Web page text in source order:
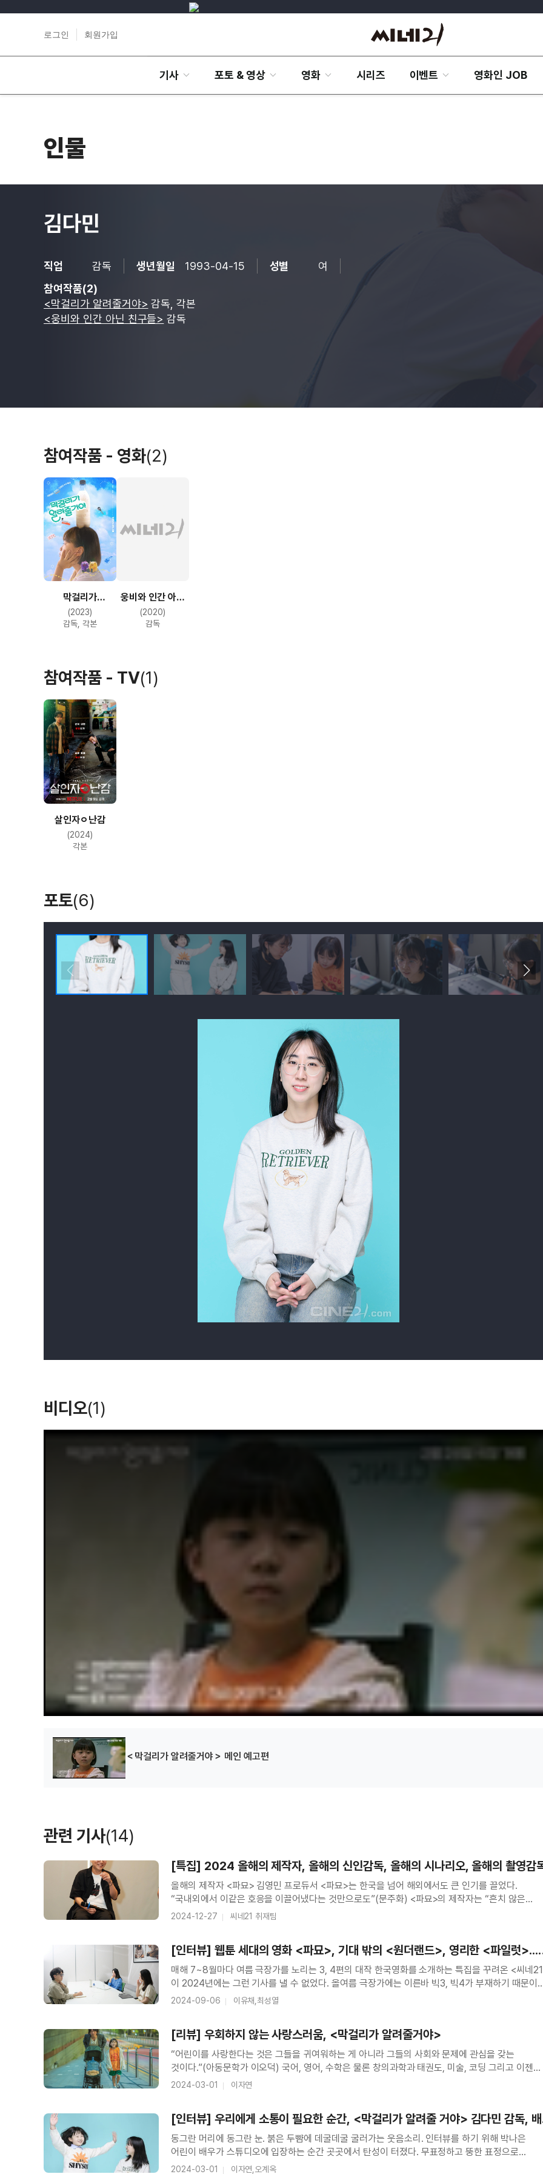
로그인 회원가입
기사 포토 & 영상 영화 시리즈 이벤트 영화인 JOB
인물
김다민
직업 감독 생년월일 1993-04-15 성별
여
참여작품(2)
<막걸리가 알려줄거야> 감독, 각본
<웅비와 인간 아닌 친구들> 감독
참여작품 - 영화(2)
막걸리가
알려줄거야
(2023)
감독, 각본
웅비와 인간 아닌
친구들
(2020)
감독
참여작품 - TV(1)
살인자ㅇ난감
(2024)
각본
포토(6)
비디오(1)
＜막걸리가 알려줄거야＞ 메인 예고편
관련 기사(14)
[특집] 2024 올해의 제작자, 올해의 신인감독, 올해의 시나리오, 올해의 촬영감
올해의 제작자 <파묘> 김영민 프로듀서 <파묘>는 한국을 넘어 해외에서도 큰 인기를 끌었다.
“국내외에서 이같은 호응을 이끌어냈다는 것만으로도”(문주화) <파묘>의 제작자는 “흔치 않은
기획을 여하튼 성공시킨 대담함”(김영진)을 지녔다. “창작자의 세계를 보호하며 넓힐 줄 아는”
2024-12-27 씨네21 취재팀
[인터뷰] 웹툰 세대의 영화 <파묘>, 기대 밖의 <원더랜드>, 영리한 <파일럿>...
올해 개봉작을 돌아보자, 김철홍, 유선아, 이보라 영화평론가 대담
매해 7~8월마다 여름 극장가를 노리는 3, 4편의 대작 한국영화를 소개하는 특집을 꾸려온 <씨네
이 2024년에는 그런 기사를 낼 수 없었다. 올여름 극장가에는 이른바 빅3, 빅4가 부재하기 때문이
현재 이 자리를 채우는 건 신예 김한결 감독이 연출하고 조정석이 주연을 맡은 중급 코미디영화 <
2024-09-06 이유채,최성열
[리뷰] 우회하지 않는 사랑스러움, <막걸리가 알려줄거야>
“어린이를 사랑한다는 것은 그들을 귀여워하는 게 아니라 그들의 사회와 문제에 관심을 갖는
것이다.”(아동문학가 이오덕) 국어, 영어, 수학은 물론 창의과학과 태권도, 미술, 코딩 그리고 이젠
페르시아어까지. 초등학교 4학년이 된 동춘(박나은)은 승진이 버겁다는 아빠보다 더 바쁜 일상을
2024-03-01 이자연
[인터뷰] 우리에게 소통이 필요한 순간, <막걸리가 알려줄 거야> 김다민 감독,
박나은 인터뷰
동그란 머리에 동그란 눈. 붉은 두뺨에 데굴데굴 굴러가는 웃음소리. 인터뷰를 하기 위해 박나은
어린이 배우가 스튜디오에 입장하는 순간 곳곳에서 탄성이 터졌다. 무표정하고 뚱한 표정으로
자기만의 모험을 펼쳐나가던 화면 속 동춘이가 그대로 눈앞에 나타났기 때문이다. 어색하고 낯선
2024-03-01 이자연,오계옥